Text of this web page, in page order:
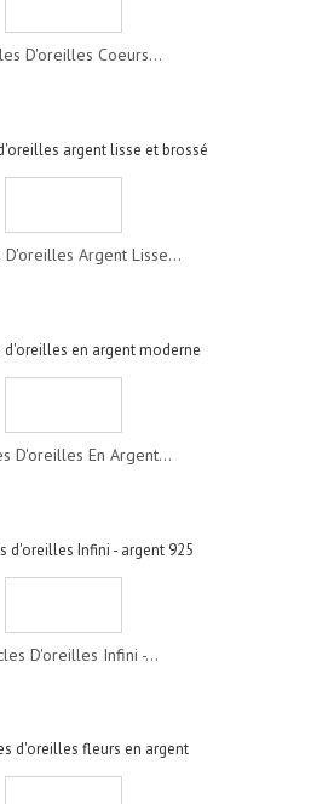
D'oreilles Coeurs...
D'oreilles Argent Lisse...
D'oreilles En Argent...
D'oreilles Infini -...